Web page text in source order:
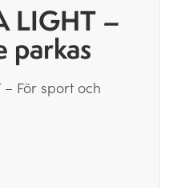
LIGHT –
parkas
– För sport och